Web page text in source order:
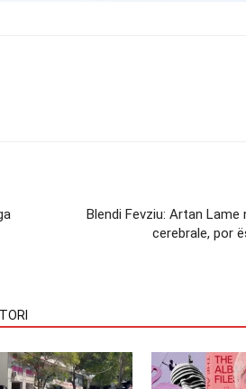
Blendi Fevziu: Artan
cerebrale, por